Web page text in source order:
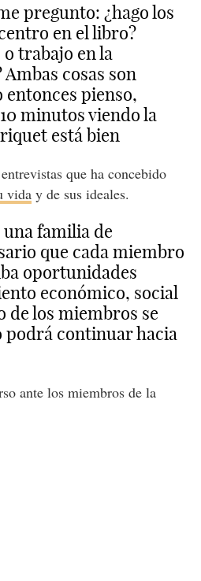
pregunto: ¿hago los
en el libro?
o trabajo en la
cosas son
pienso,
minutos viendo la
está bien
que ha concebido
viday de sus ideales.
familia de
que cada miembro
oportunidades
económico, social
de los miembros se
podrá continuar hacia
ante los miembros de la